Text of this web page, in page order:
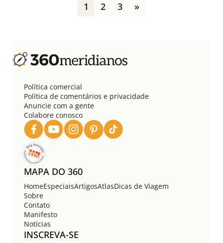
a
ç
1 2 3 »
Política comercial
Política de comentários e privacidade
Anuncie com a gente
Colabore conosco
MAPA DO 360
HomeEspeciaisArtigosAtlasDicas de Viagem
Sobre
Contato
Manifesto
Notícias
INSCREVA-SE